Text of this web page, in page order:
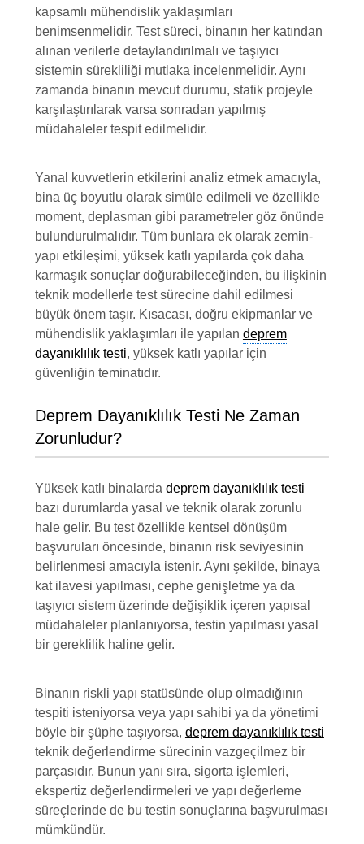
kapsamlı mühendislik yaklaşımları
benimsenmelidir. Test süreci, binanın her katından
alınan verilerle detaylandırılmalı ve taşıyıcı
sistemin sürekliliği mutlaka incelenmelidir. Aynı
zamanda binanın mevcut durumu, statik projeyle
karşılaştırılarak varsa sonradan yapılmış
müdahaleler tespit edilmelidir.
Yanal kuvvetlerin etkilerini analiz etmek amacıyla,
bina üç boyutlu olarak simüle edilmeli ve özellikle
moment, deplasman gibi parametreler göz önünde
bulundurulmalıdır. Tüm bunlara ek olarak zemin-
yapı etkileşimi, yüksek katlı yapılarda çok daha
karmaşık sonuçlar doğurabileceğinden, bu ilişkinin
teknik modellerle test sürecine dahil edilmesi
büyük önem taşır. Kısacası, doğru ekipmanlar ve
mühendislik yaklaşımları ile yapılan deprem
dayanıklılık testi, yüksek katlı yapılar için
güvenliğin teminatıdır.
Deprem Dayanıklılık Testi Ne Zaman
Zorunludur?
Yüksek katlı binalarda deprem dayanıklılık testi
bazı durumlarda yasal ve teknik olarak zorunlu
hale gelir. Bu test özellikle kentsel dönüşüm
başvuruları öncesinde, binanın risk seviyesinin
belirlenmesi amacıyla istenir. Aynı şekilde, binaya
kat ilavesi yapılması, cephe genişletme ya da
taşıyıcı sistem üzerinde değişiklik içeren yapısal
müdahaleler planlanıyorsa, testin yapılması yasal
bir gereklilik haline gelir.
Binanın riskli yapı statüsünde olup olmadığının
tespiti isteniyorsa veya yapı sahibi ya da yönetimi
böyle bir şüphe taşıyorsa, deprem dayanıklılık testi
teknik değerlendirme sürecinin vazgeçilmez bir
parçasıdır. Bunun yanı sıra, sigorta işlemleri,
ekspertiz değerlendirmeleri ve yapı değerleme
süreçlerinde de bu testin sonuçlarına başvurulması
mümkündür.